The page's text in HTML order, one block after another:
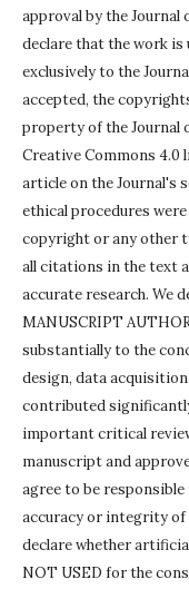
approval by the Journal
declare that the work is
exclusively to the
accepted, the
property of the Journal
Creative Commons 4.0
article on the Journal's
ethical procedures
copyright or any other
all citations in the text
accurate research. We
MANUSCRIPT
substantially to the
design, data
contributed
important critical
manuscript and
agree to be
accuracy or integrity of
declare whether
NOT USED for the